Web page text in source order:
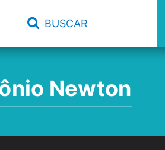
BUSCAR
Newton